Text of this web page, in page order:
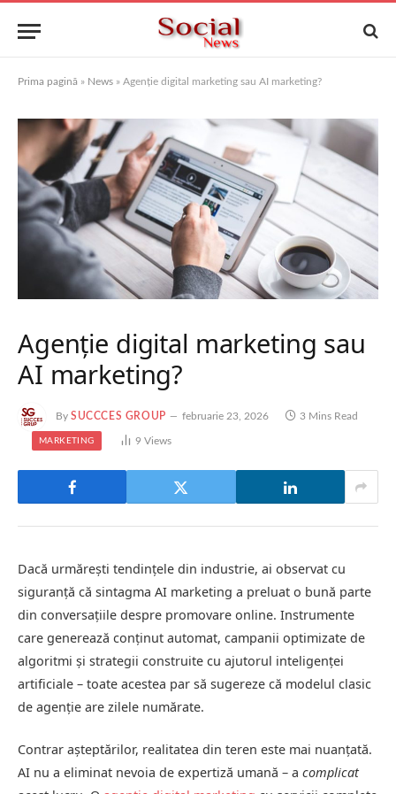
Prima pagină » News » Agenție digital marketing sau AI marketing?
Agenție digital marketing sau
AI marketing?
By SUCCCES GROUP februarie 23, 2026 3 Mins Read
MARKETING 9 Views
Dacă urmărești tendințele din industrie, ai observat cu
siguranță că sintagma AI marketing a preluat o bună parte
din conversațiile despre promovare online. Instrumente
care generează conținut automat, campanii optimizate de
algoritmi și strategii construite cu ajutorul inteligenței
artificiale – toate acestea par să sugereze că modelul clasic
de agenție are zilele numărate.
Contrar așteptărilor, realitatea din teren este mai nuanțată.
AI nu a eliminat nevoia de expertiză umană – a complicat